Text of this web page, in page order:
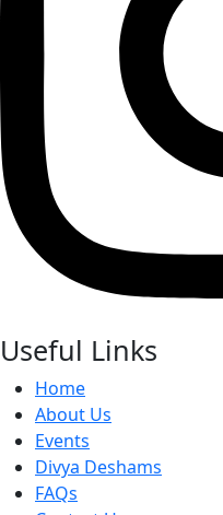
Useful Links
Home
About Us
Events
Divya Deshams
FAQs